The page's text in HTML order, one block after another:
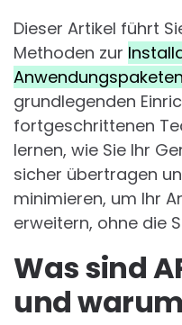
Dieser Artikel führt
Methoden zur
grundlegenden
fortgeschrittenen
lernen, wie Sie Ihr
sicher übertragen
minimieren, um Ihr
erweitern, ohne die
Was sind
und